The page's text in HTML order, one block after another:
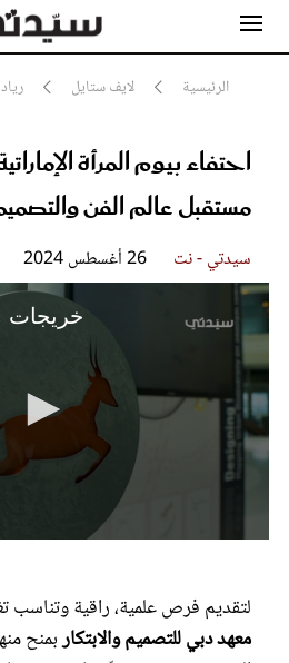
الرئيسية لايف ستايل
احتفاء بيوم المرأة
مستقبل عالم الفن
سيدتي - نت 26 أغسطس 2024
خريجات
لتقديم فرص علمية، راقية وتناسب
معهد دبي للتصميم والابتكاربمنح
مشاهير
جمال
سيدتي وطفلك
لايف ستايل
بلس+
فيديو
مطبخ سيدتي
مقالات الرأي
ستايل
تقارير